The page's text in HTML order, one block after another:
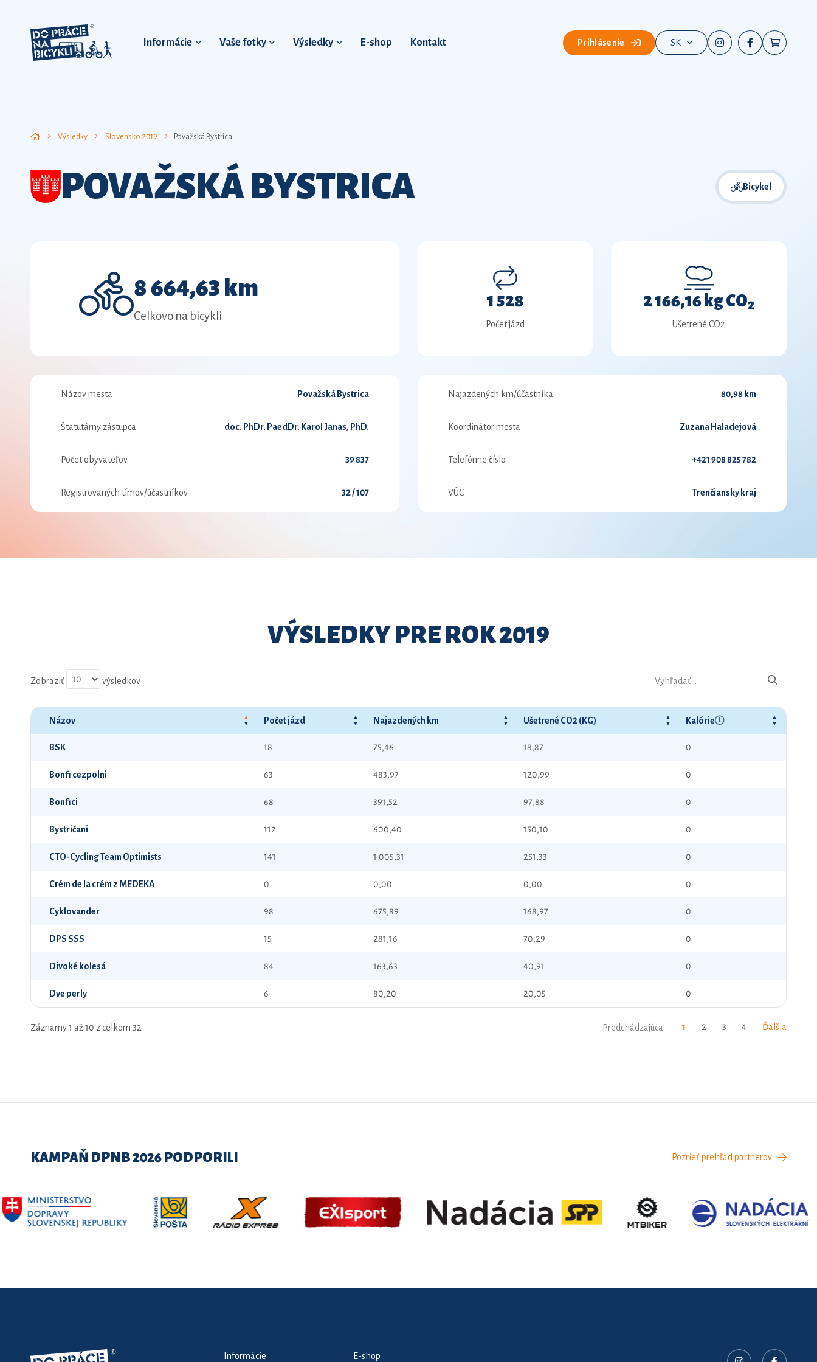
Informácie Vaše fotky Výsledky E-shop Kontakt Prihlásenie SK
Výsledky Slovensko 2019 Považská Bystrica
POVAŽSKÁ BYSTRICA Bicykel
8 664,63 km
Celkovo na bicykli
1 528
Počet jázd
2 166,16 kg CO2
Ušetrené CO2
Názov mesta Považská Bystrica
Štatutárny zástupca doc. PhDr. PaedDr. Karol Janas, PhD.
Počet obyvateľov 39 837
Registrovaných tímov/účastníkov 32 / 107
Najazdených km/účastníka 80,98 km
Koordinátor mesta Zuzana Haladejová
Telefónne číslo +421 908 825 782
VÚC Trenčiansky kraj
VÝSLEDKY PRE ROK 2019
Zobraziť výsledkov
Názov Počet jázd Najazdených km Ušetrené CO2 (KG) Kalórie
BSK 18 75,46 18,87 0
Bonfi cezpolni 63 483,97 120,99 0
Bonfici 68 391,52 97,88 0
Bystričani 112 600,40 150,10 0
CTO-Cycling Team Optimists 141 1 005,31 251,33 0
Crém de la crém z MEDEKA 0 0,00 0,00 0
Cyklovander 98 675,89 168,97 0
DPS SSS 15 281,16 70,29 0
Divoké kolesá 84 163,63 40,91 0
Dve perly 6 80,20 20,05 0
Záznamy 1 až 10 z celkom 32 Predchádzajúca 1 2 3 4 Ďalšia
KAMPAŇ DPNB 2026 PODPORILI Pozrieť prehľad partnerov
Informácie E-shop